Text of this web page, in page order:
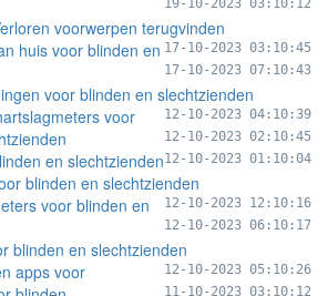
19-10-2023 03:10:12
voorwerpen terugvinden
17-10-2023 03:10:45
huis voor blinden en
17-10-2023 07:10:43
voor blinden en slechtzienden
12-10-2023 04:10:39
voor
12-10-2023 02:10:45
en slechtzienden12-10-2023 01:10:04
blinden en slechtzienden
12-10-2023 12:10:16
voor blinden en
12-10-2023 06:10:17
blinden en slechtzienden
12-10-2023 05:10:26
apps voor
11-10-2023 03:10:12